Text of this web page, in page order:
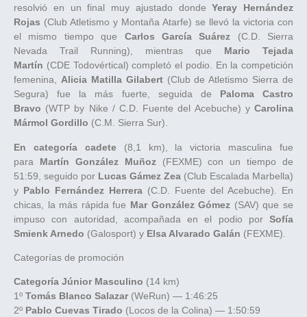
resolvió en un final muy ajustado dondeYeray Hernández
Rojas (Club Atletismo y Montaña Atarfe) se llevó la victoria con
el mismo tiempo que Carlos García Suárez (C.D. Sierra
Nevada Trail Running), mientras que Mario Tejada
Martín (CDE Todovértical) completó el podio. En la competición
femenina, Alicia Matilla Gilabert(Club de Atletismo Sierra de
Segura) fue la más fuerte, seguida de Paloma Castro
Bravo (WTP by Nike / C.D. Fuente del Acebuche) y Carolina
Mármol Gordillo (C.M. Sierra Sur).
En categoría cadete(8,1 km), la victoria masculina fue
para Martín González Muñoz(FEXME) con un tiempo de
51:59, seguido por Lucas Gámez Zea (Club Escalada Marbella)
y Pablo Fernández Herrera (C.D. Fuente del Acebuche). En
chicas, la más rápida fue Mar González Gómez (SAV) que se
impuso con autoridad, acompañada en el podio por Sofía
Smienk Arnedo (Galosport) y Elsa Alvarado Galán (FEXME).
Categorías de promoción
Categoría Júnior Masculino (14 km)
1º Tomás Blanco Salazar(WeRun) — 1:46:25
2º Pablo Cuevas Tirado (Locos de la Colina) — 1:50:59